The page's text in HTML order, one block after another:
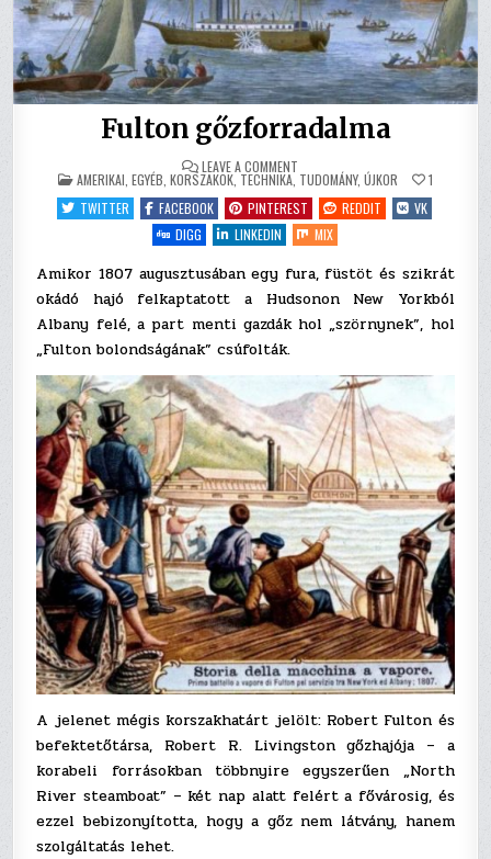
Fulton gőzforradalma
LEAVE A COMMENT
FULTON
GŐZFORRADALMA
POSTED
IN
AMERIKAI EGYÉB KORSZAKOK TECHNIKA TUDOMÁNY, ÚJKOR
1
TWITTER
FACEBOOK PINTEREST REDDIT
VK
DIGG
LINKEDIN MIX
Amikor 1807 augusztusában egy fura, füstöt és szikrát
okádó hajó felkaptatott a Hudsonon New Yorkból
Albany felé, a part menti gazdák hol „szörnynek”, hol
„Fulton bolondságának” csúfolták.
A jelenet mégis korszakhatárt jelölt: Robert Fulton és
befektetőtársa, Robert R. Livingston gőzhajója – a
korabeli forrásokban többnyire egyszerűen „North
River steamboat” – két nap alatt felért a fővárosig, és
ezzel bebizonyította, hogy a gőz nem látvány, hanem
szolgáltatás lehet.